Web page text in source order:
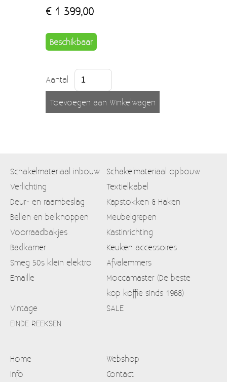
€ 1 399,00
Beschikbaar
Aantal
Schakelmateriaal inbouw
Schakelmateriaal opbouw
Verlichting
Textielkabel
Deur- en raambeslag
Kapstokken & Haken
Bellen en belknoppen
Meubelgrepen
Voorraadbakjes
Kastinrichting
Badkamer
Keuken accessoires
Smeg 50s klein elektro
Afvalemmers
Emaille
Moccamaster (De beste
kop koffie sinds 1968)
Vintage
SALE
EINDE REEKSEN
Home
Webshop
Info
Contact